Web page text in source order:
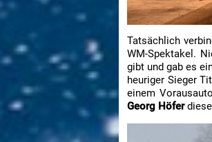
Tatsächlich
WM-Spektakel.
gibt und gab es
heuriger Sieger
einem
Georg Höfer